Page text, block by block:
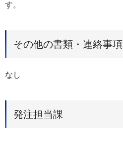
す。
その他の書類・連絡事項
なし
発注担当課